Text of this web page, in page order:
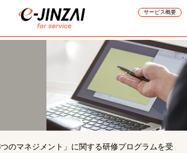
サービス概要
つのマネジメント」に関する研修プログラムを受